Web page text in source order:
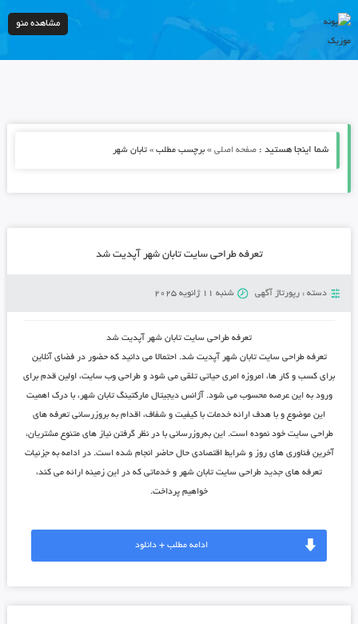
مشاهده منو
شما اینجا هستید : صفحه اصلی» برچسب مطلب » تابان شهر
تعرفه طراحی سایت تابان شهر آپدیت شد
دسته : رپورتاژ آگهی شنبه 11 ژانویه 2025
تعرفه طراحی سایت تابان شهر آپدیت شد
تعرفه طراحی سایت تابان شهر آپدیت شد. احتمالا می دانید که حضور در فضای آنلاین
برای کسب و کار ها، امروزه امری حیاتی تلقی می شود و طراحی وب سایت، اولین قدم برای
ورود به این عرصه محسوب می شود. آژانس دیجیتال مارکتینگ تابان شهر، با درک اهمیت
این موضوع و با هدف ارائه خدمات با کیفیت و شفاف، اقدام به بروزرسانی تعرفه های
طراحی سایت خود نموده است. این به‌روزرسانی با در نظر گرفتن نیاز های متنوع مشتریان،
آخرین فناوری های روز و شرایط اقتصادی حال حاضر انجام شده است. در ادامه به جزئیات
تعرفه های جدید طراحی سایت تابان شهر و خدماتی که در این زمینه ارائه می کند،
خواهیم پرداخت.
ادامه مطلب + دانلود